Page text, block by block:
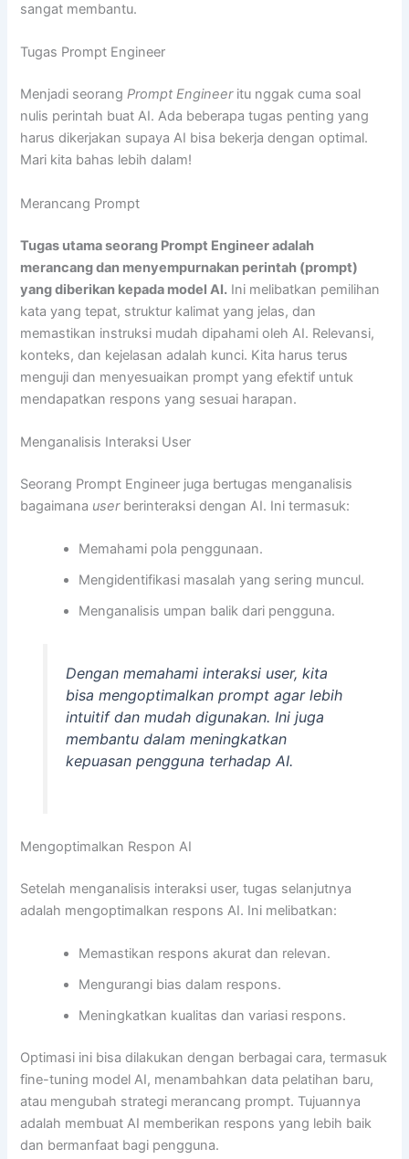
sangat membantu.
Tugas Prompt Engineer
Menjadi seorangPrompt Engineeritu nggak cuma soal
nulis perintah buat AI. Ada beberapa tugas penting yang
harus dikerjakan supaya AI bisa bekerja dengan optimal.
Mari kita bahas lebih dalam!
Merancang Prompt
Tugas utama seorang Prompt Engineer adalah
merancang dan menyempurnakan perintah (prompt)
yang diberikan kepada model AI. Ini melibatkan pemilihan
kata yang tepat, struktur kalimat yang jelas, dan
memastikan instruksi mudah dipahami oleh AI. Relevansi,
konteks, dan kejelasan adalah kunci. Kita harus terus
menguji dan menyesuaikan prompt yang efektif untuk
mendapatkan respons yang sesuai harapan.
Menganalisis Interaksi User
Seorang Prompt Engineer juga bertugas menganalisis
bagaimana userberinteraksi dengan AI. Ini termasuk:
Memahami pola penggunaan.
Mengidentifikasi masalah yang sering muncul.
Menganalisis umpan balik dari pengguna.
Dengan memahami interaksi user, kita
bisa mengoptimalkan prompt agar lebih
intuitif dan mudah digunakan. Ini juga
membantu dalam meningkatkan
kepuasan pengguna terhadap AI.
Mengoptimalkan Respon AI
Setelah menganalisis interaksi user, tugas selanjutnya
adalah mengoptimalkan respons AI. Ini melibatkan:
Memastikan respons akurat dan relevan.
Mengurangi bias dalam respons.
Meningkatkan kualitas dan variasi respons.
Optimasi ini bisa dilakukan dengan berbagai cara, termasuk
fine-tuning model AI, menambahkan data pelatihan baru,
atau mengubah strategi merancang prompt. Tujuannya
adalah membuat AI memberikan respons yang lebih baik
dan bermanfaat bagi pengguna.